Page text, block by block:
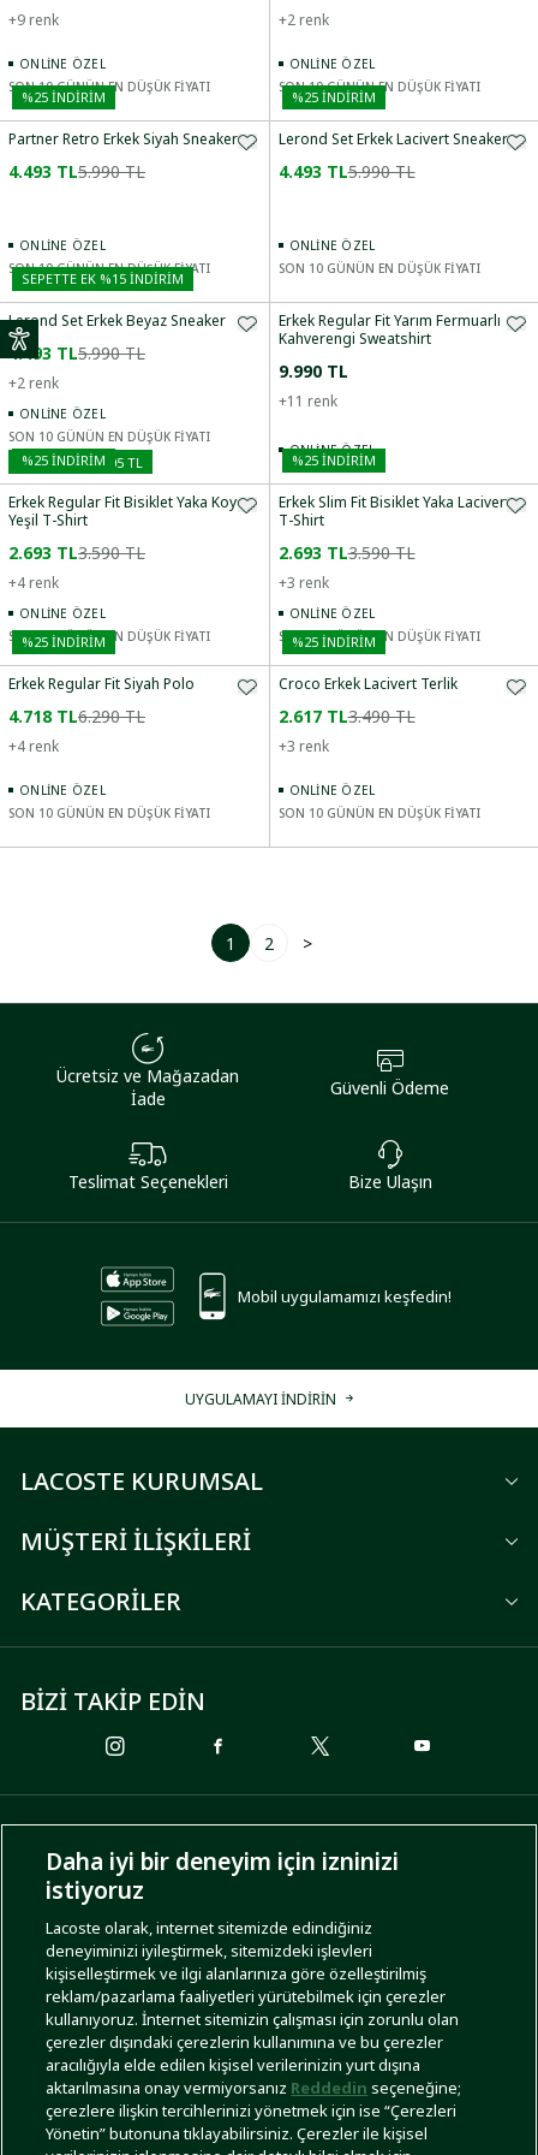
+9 renk
ONLINE ÖZEL
SON 10 GÜNÜN EN DÜŞÜK FİYATI
+2 renk
ONLINE ÖZEL
SON 10 GÜNÜN EN DÜŞÜK FİYATI
%25 İNDİRİM
Partner Retro Erkek Siyah Sneaker
4.493 TL5.990 TL
ONLINE ÖZEL
SON 10 GÜNÜN EN DÜŞÜK FİYATI
%25İNDİRİM
Lerond Set Erkek Lacivert Sneaker
4.493 TL5.990 TL
ONLINE ÖZEL
SON 10 GÜNÜN EN DÜŞÜK FİYATI
SEPETTE EK %15 İNDIRIM
Lerond Set Erkek Beyaz Sneaker
4.493 TL5.990 TL
+2 renk
ONLINE ÖZEL
SON 10 GÜNÜN EN DÜŞÜK FİYATI
SEPETTE3.819,05 TL
Erkek Regular Fit Yarım Fermuarlı
Kahverengi Sweatshirt
9.990 TL
+11 renk
ONLINE ÖZEL
%25 İNDİRİM
Erkek Regular Fit Bisiklet Yaka Koyu
Yeşil T-Shirt
2.693 TL3.590 TL
+4 renk
ONLINE ÖZEL
SON 10 GÜNÜN EN DÜŞÜK FİYATI
%25İNDİRİM
Erkek Slim Fit Bisiklet Yaka Lacivert
T-Shirt
2.693 TL3.590 TL
+3 renk
ONLINE ÖZEL
SON 10 GÜNÜN EN DÜŞÜK FİYATI
%25 İNDİRİM
Erkek Regular Fit Siyah Polo
4.718 TL6.290 TL
+4 renk
ONLINE ÖZEL
SON 10 GÜNÜN EN DÜŞÜK FİYATI
%25İNDİRİM
Croco Erkek Lacivert Terlik
2.617 TL3.490 TL
+3 renk
ONLINE ÖZEL
SON 10 GÜNÜN EN DÜŞÜK FİYATI
1 2 >
Ücretsiz ve Mağazadan
İade
Güvenli Ödeme
Teslimat Seçenekleri Bize Ulaşın
Mobil uygulamamızı keşfedin!
UYGULAMAYI İNDİRİN
LACOSTE KURUMSAL
MÜŞTERİ İLİŞKİLERİ
KATEGORİLER
BİZİ TAKİP EDİN
ÖDEME SEÇENEKLERİ
KARGO SEÇENEKLERİ
İşlem RehberiSite HaritasıKullanım ŞartlarıGizlilik Politikası
Daha iyi bir deneyim için izninizi
istiyoruz
Lacoste olarak, internet sitemizde edindiğiniz
deneyiminizi iyileştirmek, sitemizdeki işlevleri
kişiselleştirmek ve ilgi alanlarınıza göre özelleştirilmiş
reklam/pazarlama faaliyetleri yürütebilmek için çerezler
kullanıyoruz. İnternet sitemizin çalışması için zorunlu olan
çerezler dışındaki çerezlerin kullanımına ve bu çerezler
aracılığıyla elde edilen kişisel verilerinizin yurt dışına
aktarılmasına onay vermiyorsanız Reddedin seçeneğine;
çerezlere ilişkin tercihlerinizi yönetmek için ise “Çerezleri
Yönetin” butonuna tıklayabilirsiniz. Çerezler ile kişisel